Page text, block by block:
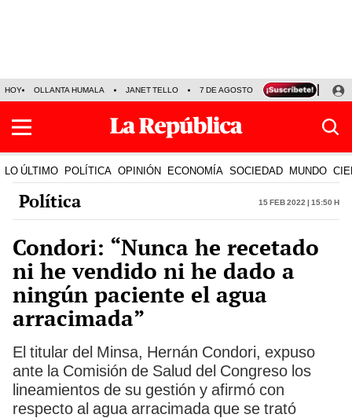
HOY OLLANTA HUMALA JANET TELLO 7 DE AGOSTO TINKA RESULTADOS
LO ÚLTIMO POLÍTICA OPINIÓN ECONOMÍA SOCIEDAD MUNDO
Política 15 Feb 2022 | 15:50 h
Condori: “Nunca he recetado
ni he vendido ni he dado a
ningún paciente el agua
arracimada”
El titular del Minsa, Hernán Condori, expuso
ante la Comisión de Salud del Congreso los
lineamientos de su gestión y afirmó con
respecto al agua arracimada que se trató